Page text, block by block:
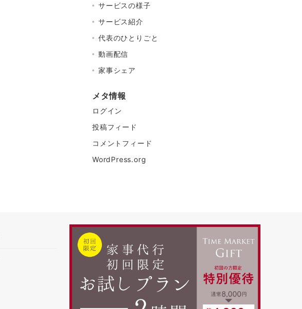
サービスの様子
サービス紹介
代表のひとりごと
動画配信
家事シェア
メタ情報
ログイン
投稿フィード
コメントフィード
WordPress.org